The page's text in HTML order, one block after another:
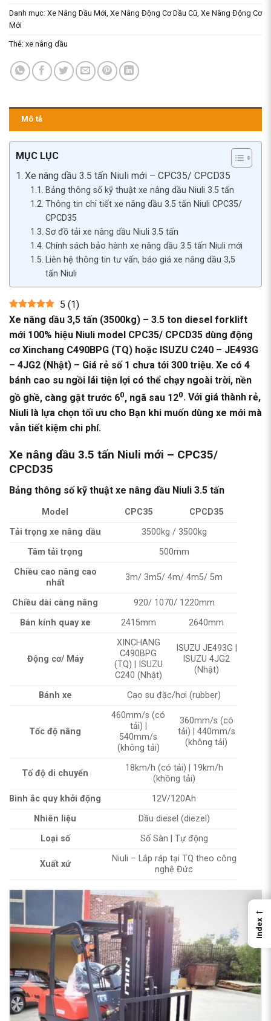
Danh mục: Xe Nâng Dầu Mới, Xe Nâng Động Cơ Dầu Cũ, Xe Nâng Động Cơ
Mới
Thẻ: xe nâng dầu
Mô tả
MỤC LỤC
Xe nâng dầu 3.5 tấn Niuli mới – CPC35/ CPCD35
Bảng thông số kỹ thuật xe nâng dầu Niuli 3.5 tấn
Thông tin chi tiết xe nâng dầu 3.5 tấn Niuli CPC35/
CPCD35
Sơ đồ tải xe nâng dầu Niuli 3.5 tấn
Chính sách bảo hành xe nâng dầu 3.5 tấn Niuli mới
Liên hệ thông tin tư vấn, báo giá xe nâng dầu 3,5
tấn Niuli
5 (1)
Xe nâng dầu 3,5 tấn (3500kg) – 3.5 ton diesel forklift
mới 100% hiệu Niuli model CPC35/ CPCD35 dùng động
cơ Xinchang C490BPG (TQ) hoặc ISUZU C240 – JE493G
– 4JG2 (Nhật) – Giá rẻ số 1 chưa tới 300 triệu. Xe có 4
bánh cao su ngồi lái tiện lợi có thể chạy ngoài trời, nền
gồ ghề, càng gật trước 60, ngã sau 120. Với giá thành rẻ,
Niuli là lựa chọn tối ưu cho Bạn khi muốn dùng xe mới mà
vẫn tiết kiệm chi phí.
Xe nâng dầu 3.5 tấn Niuli mới – CPC35/
CPCD35
Bảng thông số kỹ thuật xe nâng dầu Niuli 3.5 tấn
Model CPC35
CPCD35
Tải trọng xe nâng dầu
3500kg / 3500kg
Tâm tải trọng
500mm
Chiều cao nâng cao
nhất
3m/ 3m5/ 4m/ 4m5/ 5m
Chiều dài càng nâng
920/ 1070/ 1220mm
Bán kính quay xe
2415mm 2640mm
Động cơ/ Máy
XINCHANG
C490BPG
(TQ) | ISUZU
C240 (Nhật)
ISUZU JE493G |
ISUZU 4JG2
(Nhật)
Bánh xe Cao su đặc/hơi (rubber)
Tốc độ nâng
460mm/s (có
tải) |
540mm/s
(không tải)
360mm/s (có
tải) | 440mm/s
(không tải)
Tố độ di chuyển
18km/h (có tải) | 19km/h
(không tải)
Bình ắc quy khởi động
12V/120Ah
Nhiên liệu
Dầu diesel (diezel)
Loại số
Số Sàn | Tự động
Xuất xứ
Niuli – Lắp ráp tại TQ theo công
nghệ Đức
←
Index